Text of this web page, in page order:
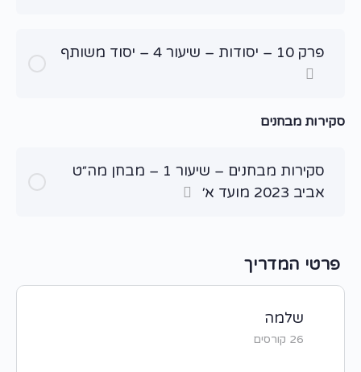
פרק 10 – יסודות – שיעור 4 – יסוד משותף
סקירות מבחנים
סקירות מבחנים – שיעור 1 – מבחן מה״ט
אביב 2023 מועד א׳
פרטי המדריך
שלמה
26 קורסים